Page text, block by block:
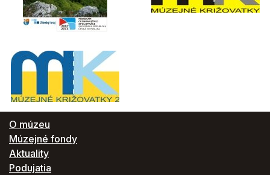
O múzeu
Múzejné fondy
Aktuality
Podujatia